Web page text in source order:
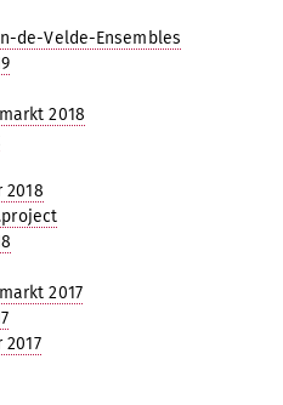
de-Velde-Ensembles
2018
2017